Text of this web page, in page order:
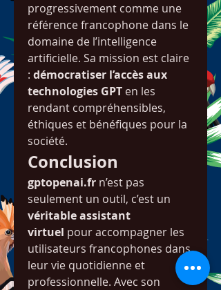
progressivement comme une
référence francophone dans le
domaine de l’intelligence
artificielle. Sa mission est claire
: démocratiser l’accès aux
technologies GPT en les
rendant compréhensibles,
éthiques et bénéfiques pour la
société.
Conclusion
gptopenai.fr n’est pas
véritable assistant
virtuel pour accompagner les
utilisateurs francophones dans
leur vie quotidienne et
professionnelle. Avec son